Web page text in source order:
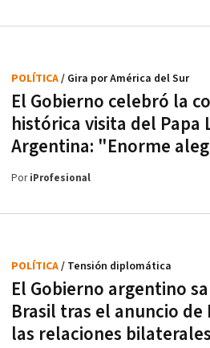
El Gobierno celebró la
histórica visita del Papa
Argentina: "Enorme
POLÍTICA/ Gira por América del Sur
PoriProfesional
El Gobierno argentino
Brasil tras el anuncio de
las relaciones bilaterales
POLÍTICA/ Tensión diplomática